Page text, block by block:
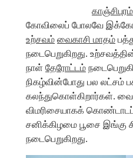
காஞ்சிபுரம்
கோவிலைப் போலவே
உற்சவம்வைகாசி மாதம்
நடைபெறுகிறது.
நாள் தேரோட்டம்
நிகழ்வின்போது பல லட்சம்
கலந்துகொள்கிறார்கள்.
விமரிசையாகக்
சனிக்கிழமை பூசை இங்கு
நடைபெறுகிறது.